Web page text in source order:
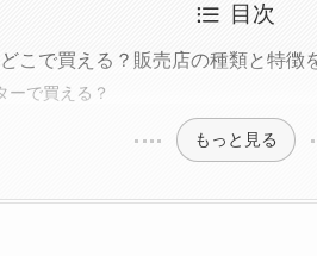
目次
こで買える？販売店の種類と特徴
ーで買える？
もっと見る